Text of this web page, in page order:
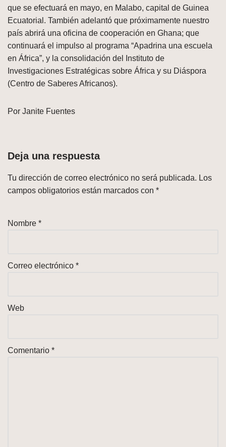
que se efectuará en mayo, en Malabo, capital de Guinea
Ecuatorial. También adelantó que próximamente nuestro
país abrirá una oficina de cooperación en Ghana; que
continuará el impulso al programa “Apadrina una escuela
en África”, y la consolidación del Instituto de
Investigaciones Estratégicas sobre África y su Diáspora
(Centro de Saberes Africanos).
Por Janite Fuentes
Deja una respuesta
Tu dirección de correo electrónico no será publicada. Los
campos obligatorios están marcados con *
Nombre *
Correo electrónico *
Web
Comentario *